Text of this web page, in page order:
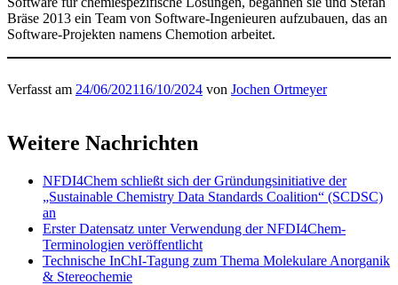
Bräse 2013 ein Team von Software-Ingenieuren aufzubauen, das an
Software-Projekten namens Chemotion arbeitet.
Verfasst am 24/06/202116/10/2024 von Jochen Ortmeyer
Weitere Nachrichten
NFDI4Chem schließt sich der Gründungsinitiative der
„Sustainable Chemistry Data Standards Coalition“ (SCDSC)
an
Erster Datensatz unter Verwendung der NFDI4Chem-
Terminologien veröffentlicht
Technische InChI-Tagung zum Thema Molekulare Anorganik
& Stereochemie